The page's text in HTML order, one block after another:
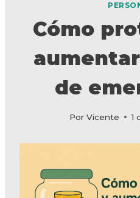
Cómo
de
Por Vicente 1